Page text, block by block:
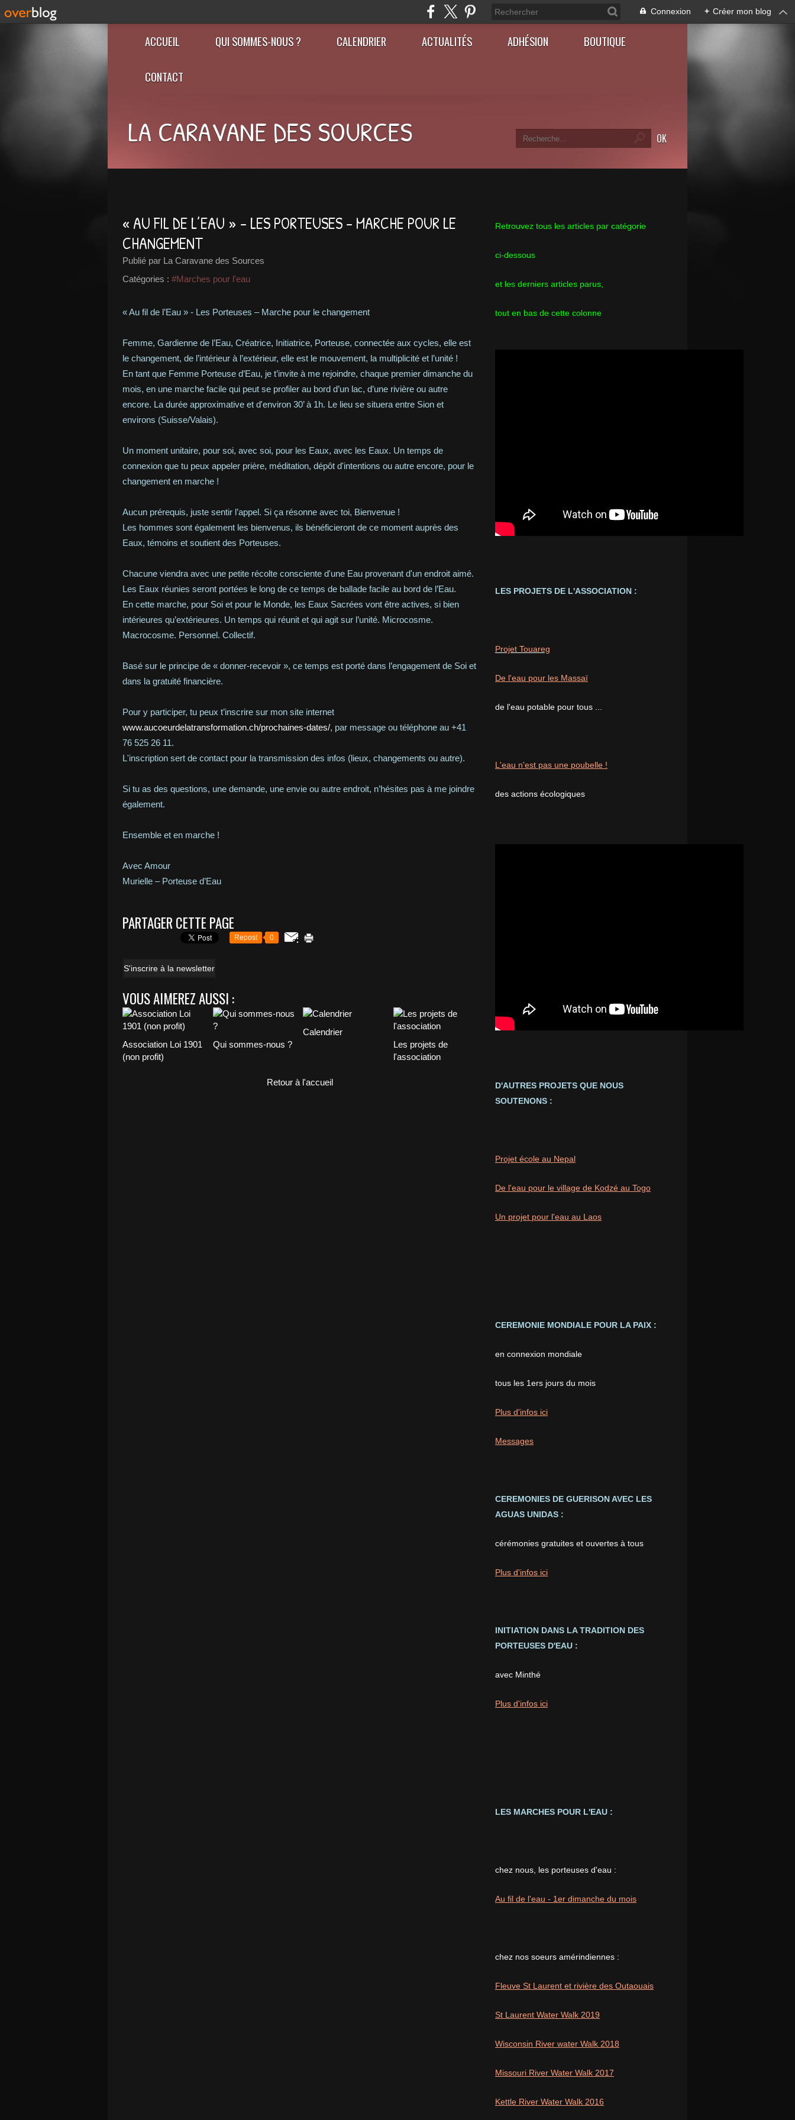
Connexion + Créer mon blog
ACCUEIL QUI SOMMES-NOUS ? CALENDRIER ACTUALITÉS ADHÉSION BOUTIQUE
CONTACT
LA CARAVANE DES SOURCES
« AU FIL DE L’EAU » - LES PORTEUSES – MARCHE POUR LE
CHANGEMENT
Publié par La Caravane des Sources
Catégories : #Marches pour l'eau
« Au fil de l’Eau » - Les Porteuses – Marche pour le changement
Femme, Gardienne de l’Eau, Créatrice, Initiatrice, Porteuse, connectée aux cycles, elle est
le changement, de l’intérieur à l’extérieur, elle est le mouvement, la multiplicité et l’unité !
En tant que Femme Porteuse d’Eau, je t’invite à me rejoindre, chaque premier dimanche du
mois, en une marche facile qui peut se profiler au bord d’un lac, d’une rivière ou autre
encore. La durée approximative et d'environ 30’ à 1h. Le lieu se situera entre Sion et
environs (Suisse/Valais).
Un moment unitaire, pour soi, avec soi, pour les Eaux, avec les Eaux. Un temps de
connexion que tu peux appeler prière, méditation, dépôt d'intentions ou autre encore, pour le
changement en marche !
Aucun prérequis, juste sentir l’appel. Si ça résonne avec toi, Bienvenue !
Les hommes sont également les bienvenus, ils bénéficieront de ce moment auprès des
Eaux, témoins et soutient des Porteuses.
Chacune viendra avec une petite récolte consciente d'une Eau provenant d'un endroit aimé.
Les Eaux réunies seront portées le long de ce temps de ballade facile au bord de l’Eau.
En cette marche, pour Soi et pour le Monde, les Eaux Sacrées vont être actives, si bien
intérieures qu’extérieures. Un temps qui réunit et qui agit sur l’unité. Microcosme.
Macrocosme. Personnel. Collectif.
Basé sur le principe de « donner-recevoir », ce temps est porté dans l’engagement de Soi et
dans la gratuité financière.
Pour y participer, tu peux t’inscrire sur mon site internet
www.aucoeurdelatransformation.ch/prochaines-dates/, par message ou téléphone au +41
76 525 26 11.
L'inscription sert de contact pour la transmission des infos (lieux, changements ou autre).
Si tu as des questions, une demande, une envie ou autre endroit, n’hésites pas à me joindre
également.
Ensemble et en marche !
Avec Amour
Murielle – Porteuse d’Eau
PARTAGER CETTE PAGE
Repost 0
S'inscrire à la newsletter
VOUS AIMEREZ AUSSI :
Association Loi 1901
(non profit)
Qui sommes-nous ?
Calendrier
Les projets de
l'association
Retour à l'accueil
Retrouvez tous les articles par catégorie
ci-dessous
et les derniers articles parus,
tout en bas de cette colonne
LES PROJETS DE L'ASSOCIATION :
Projet Touareg
De l'eau pour les Massaï
de l'eau potable pour tous ...
L'eau n'est pas une poubelle !
des actions écologiques
D'AUTRES PROJETS QUE NOUS
SOUTENONS :
Projet école au Nepal
De l'eau pour le village de Kodzé au Togo
Un projet pour l'eau au Laos
CEREMONIE MONDIALE POUR LA PAIX :
en connexion mondiale
tous les 1ers jours du mois
Plus d'infos ici
Messages
CEREMONIES DE GUERISON AVEC LES
AGUAS UNIDAS :
cérémonies gratuites et ouvertes à tous
Plus d'infos ici
INITIATION DANS LA TRADITION DES
PORTEUSES D'EAU :
avec Minthé
Plus d'infos ici
LES MARCHES POUR L'EAU :
chez nous, les porteuses d'eau :
Au fil de l'eau - 1er dimanche du mois
chez nos soeurs amérindiennes :
Fleuve St Laurent et rivière des Outaouais
St Laurent Water Walk 2019
Wisconsin River water Walk 2018
Missouri River Water Walk 2017
Kettle River Water Walk 2016